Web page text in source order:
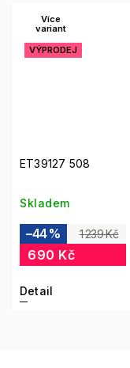
Více
variant
VÝPRODEJ
ET39127 508
Skladem
1 239 Kč
–44 %
690 Kč
Detail